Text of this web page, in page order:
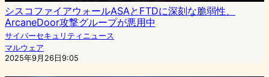
シスコファイアウォールASAとFTDに深刻な脆弱性、
ArcaneDoor攻撃グループが悪用中
サイバーセキュリティニュース
マルウェア
2025年9月26日9:05